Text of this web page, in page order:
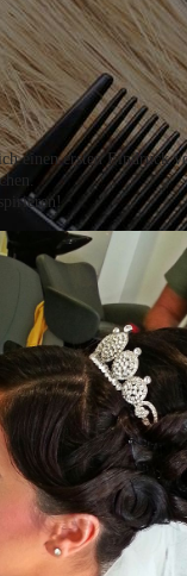
einen ersten Eindruck